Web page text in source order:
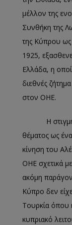
μέλλον της
Συνθήκη της
της Κύπρου ως
1925,
Ελλάδα, η
διεθνές
στον ΟΗΕ.
Η στιγμή
θέματος ως
κίνηση του
ΟΗΕ σχετικά
ακόμη
Κύπρο δεν
Τουρκία όπου
κυπριακό